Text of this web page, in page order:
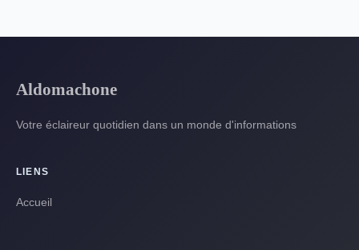
Aldomachone
Votre éclaireur quotidien dans un monde d'informations
LIENS
Accueil